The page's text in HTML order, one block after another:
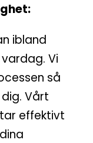
ibland
Vi
så
Vårt
effektivt